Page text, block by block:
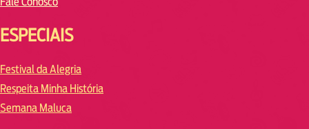
ESPECIAIS
Festival da Alegria
Respeita Minha História
Semana Maluca